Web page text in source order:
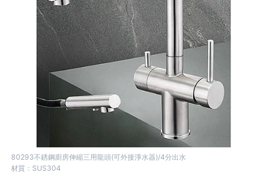
80293不銹鋼廚房伸縮三用龍頭(可外接淨水器)/4分出水
材質：SUS304